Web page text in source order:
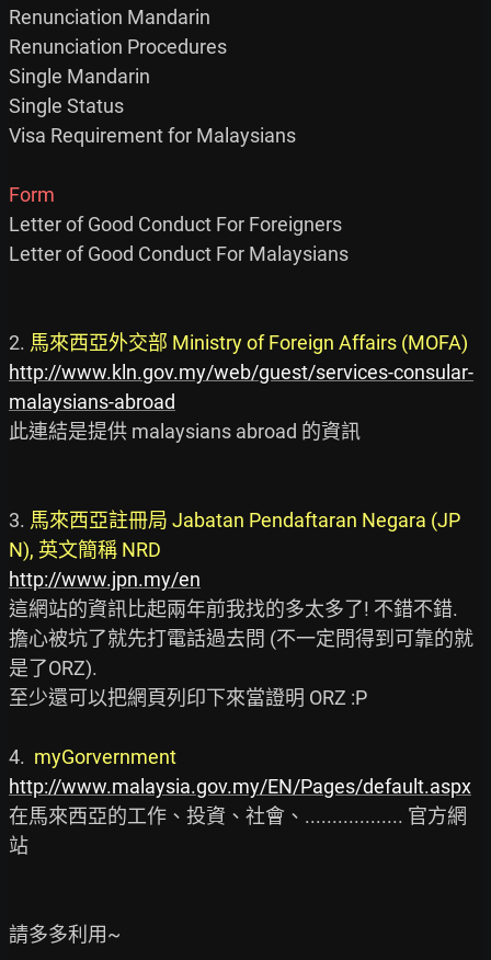
Renunciation Mandarin
Renunciation Procedures
Single Mandarin
Single Status
Visa Requirement for Malaysians
Form
Letter of Good Conduct For Foreigners
Letter of Good Conduct For Malaysians
2. 馬來西亞外交部 Ministry of Foreign Affairs (MOFA)
http://www.kln.gov.my/web/guest/services-consular-
malaysians-abroad
此連結是提供 malaysians abroad 的資訊
3. 馬來西亞註冊局 Jabatan Pendaftaran Negara (JP
N), 英文簡稱 NRD
http://www.jpn.my/en
這網站的資訊比起兩年前我找的多太多了! 不錯不錯.
擔心被坑了就先打電話過去問 (不一定問得到可靠的就
是了ORZ).
至少還可以把網頁列印下來當證明 ORZ :P
4. myGorvernment
http://www.malaysia.gov.my/EN/Pages/default.aspx
在馬來西亞的工作、投資、社會、.................. 官方網
站
請多多利用~